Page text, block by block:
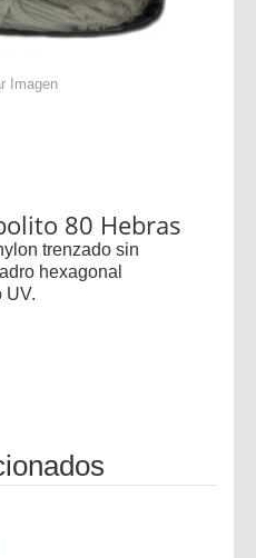
Imagen
80 Hebras
trenzado sin
hexagonal
UV.